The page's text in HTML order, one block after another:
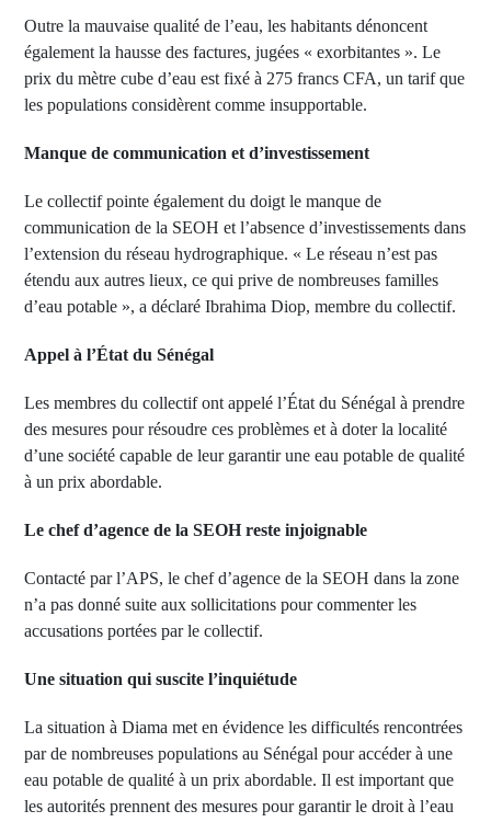
Outre la mauvaise qualité de l’eau, les habitants dénoncent
également la hausse des factures, jugées « exorbitantes ». Le
prix du mètre cube d’eau est fixé à 275 francs CFA, un tarif que
les populations considèrent comme insupportable.
Manque de communication et d’investissement
Le collectif pointe également du doigt le manque de
communication de la SEOH et l’absence d’investissements dans
l’extension du réseau hydrographique. « Le réseau n’est pas
étendu aux autres lieux, ce qui prive de nombreuses familles
d’eau potable », a déclaré Ibrahima Diop, membre du collectif.
Appel à l’État du Sénégal
Les membres du collectif ont appelé l’État du Sénégal à prendre
des mesures pour résoudre ces problèmes et à doter la localité
d’une société capable de leur garantir une eau potable de qualité
à un prix abordable.
Le chef d’agence de la SEOH reste injoignable
Contacté par l’APS, le chef d’agence de la SEOH dans la zone
n’a pas donné suite aux sollicitations pour commenter les
accusations portées par le collectif.
Une situation qui suscite l’inquiétude
La situation à Diama met en évidence les difficultés rencontrées
par de nombreuses populations au Sénégal pour accéder à une
eau potable de qualité à un prix abordable. Il est important que
les autorités prennent des mesures pour garantir le droit à l’eau